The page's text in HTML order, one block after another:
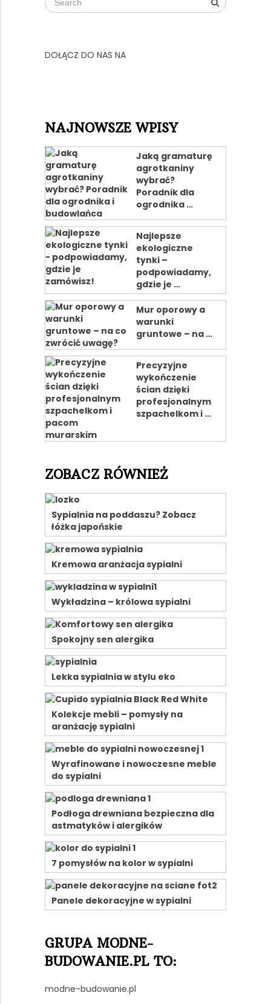
DOŁĄCZ DO NAS NA
NAJNOWSZE WPISY
Jaką gramaturę
agrotkaniny
wybrać?
Poradnik dla
ogrodnika …
Najlepsze
ekologiczne
tynki –
podpowiadamy,
gdzie je …
Mur oporowy a
warunki
gruntowe – na …
Precyzyjne
wykończenie
ścian dzięki
profesjonalnym
szpachelkom i …
ZOBACZ RÓWNIEŻ
Sypialnia na poddaszu? Zobacz
łóżka japońskie
Kremowa aranżacja sypialni
Wykładzina – królowa sypialni
Spokojny sen alergika
Lekka sypialnia w stylu eko
Kolekcje mebli – pomysły na
aranżację sypialni
Wyrafinowane i nowoczesne meble
do sypialni
Podłoga drewniana bezpieczna dla
astmatyków i alergików
7 pomysłów na kolor w sypialni
Panele dekoracyjne w sypialni
GRUPA MODNE-
BUDOWANIE.PL TO:
modne-budowanie.pl